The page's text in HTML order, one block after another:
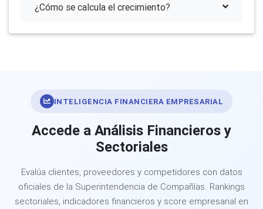
¿Cómo se calcula el crecimiento?
INTELIGENCIA FINANCIERA EMPRESARIAL
Accede a Análisis Financieros y
Sectoriales
Evalúa clientes, proveedores y competidores con datos
oficiales de la Superintendencia de Compañías. Rankings
sectoriales, indicadores financieros y score empresarial en